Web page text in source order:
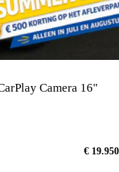
Camera 16"
€ 19.950